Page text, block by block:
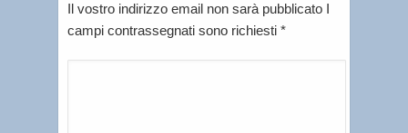
Il vostro indirizzo email non sarà pubblicato I
campi contrassegnati sono richiesti *